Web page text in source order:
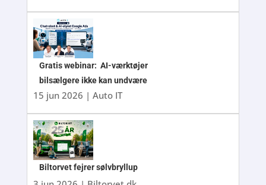
Gratis webinar: AI-værktøjer
bilsælgere ikke kan undvære
15 jun 2026 | Auto IT
Biltorvet fejrer sølvbryllup